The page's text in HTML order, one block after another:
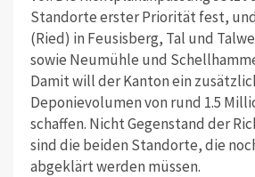
Standorte erster Priorität fest,
(Ried) in Feusisberg, Tal und
sowie Neumühle und
Damit will der Kanton ein
Deponievolumen von rund 1.5
schaffen. Nicht Gegenstand der
sind die beiden Standorte, die
abgeklärt werden müssen.